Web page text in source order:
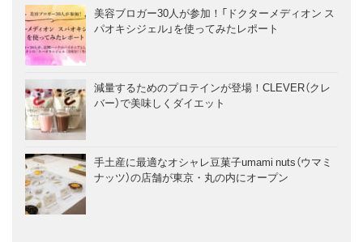
美容ブロガー30人が参加！「ドクターメディオン ス
パオキシジェル」を使ってみたレポート
減量するためのプロテインが登場！CLEVER（クレ
バー）で美味しくダイエット
手土産に最適なオシャレ豆菓子umami nuts（ウマミ
ナッツ）の店舗が東京・丸の内にオープン